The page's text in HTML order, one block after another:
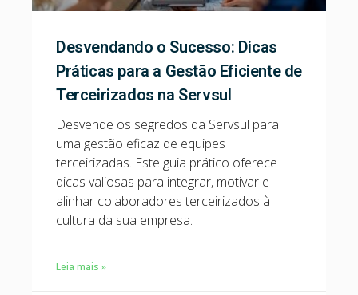
Desvendando o Sucesso: Dicas
Práticas para a Gestão Eficiente de
Terceirizados na Servsul
Desvende os segredos da Servsul para
uma gestão eficaz de equipes
terceirizadas. Este guia prático oferece
dicas valiosas para integrar, motivar e
alinhar colaboradores terceirizados à
cultura da sua empresa.
Leia mais »